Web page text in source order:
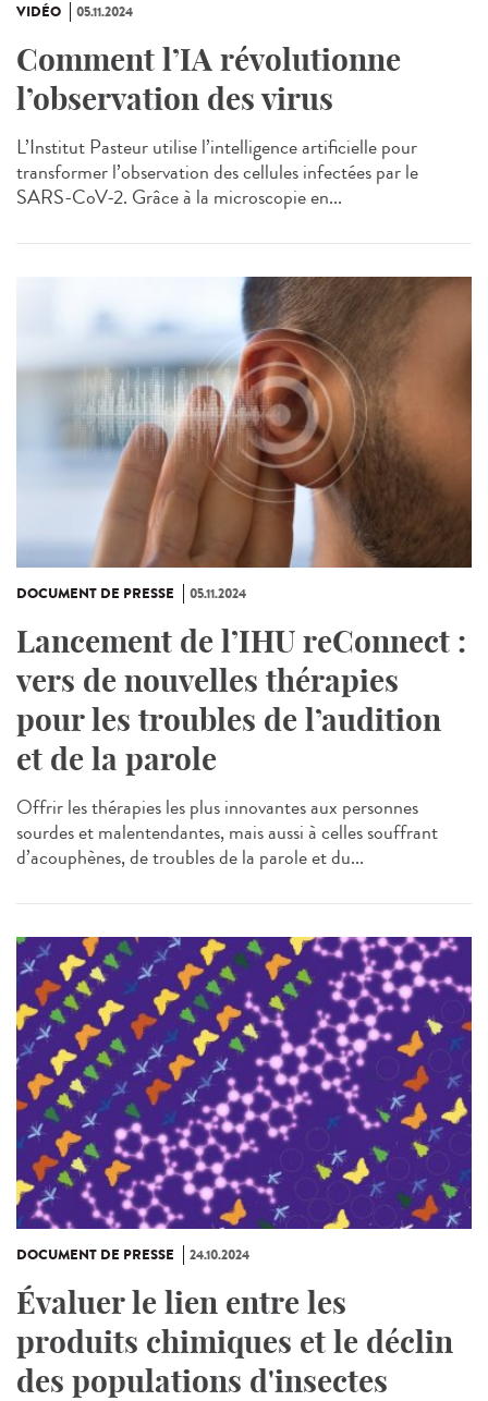
VIDÉO 05.11.2024
Comment l’IA révolutionne
l’observation des virus
L’Institut Pasteur utilise l’intelligence artificielle pour
transformer l’observation des cellules infectées par le
SARS-CoV-2. Grâce à la microscopie en...
DOCUMENT DE PRESSE 05.11.2024
Lancement de l’IHU reConnect :
vers de nouvelles thérapies
pour les troubles de l’audition
et de la parole
Offrir les thérapies les plus innovantes aux personnes
sourdes et malentendantes, mais aussi à celles souffrant
d’acouphènes, de troubles de la parole et du...
DOCUMENT DE PRESSE 24.10.2024
Évaluer le lien entre les
produits chimiques et le déclin
des populations d'insectes